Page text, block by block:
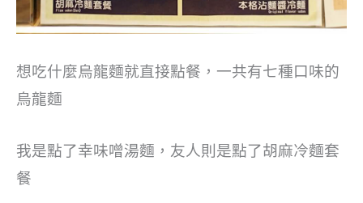
想吃什麼烏龍麵就直接點餐，一共有七種口味的
烏龍麵
我是點了幸味噌湯麵，友人則是點了胡麻冷麵套
餐